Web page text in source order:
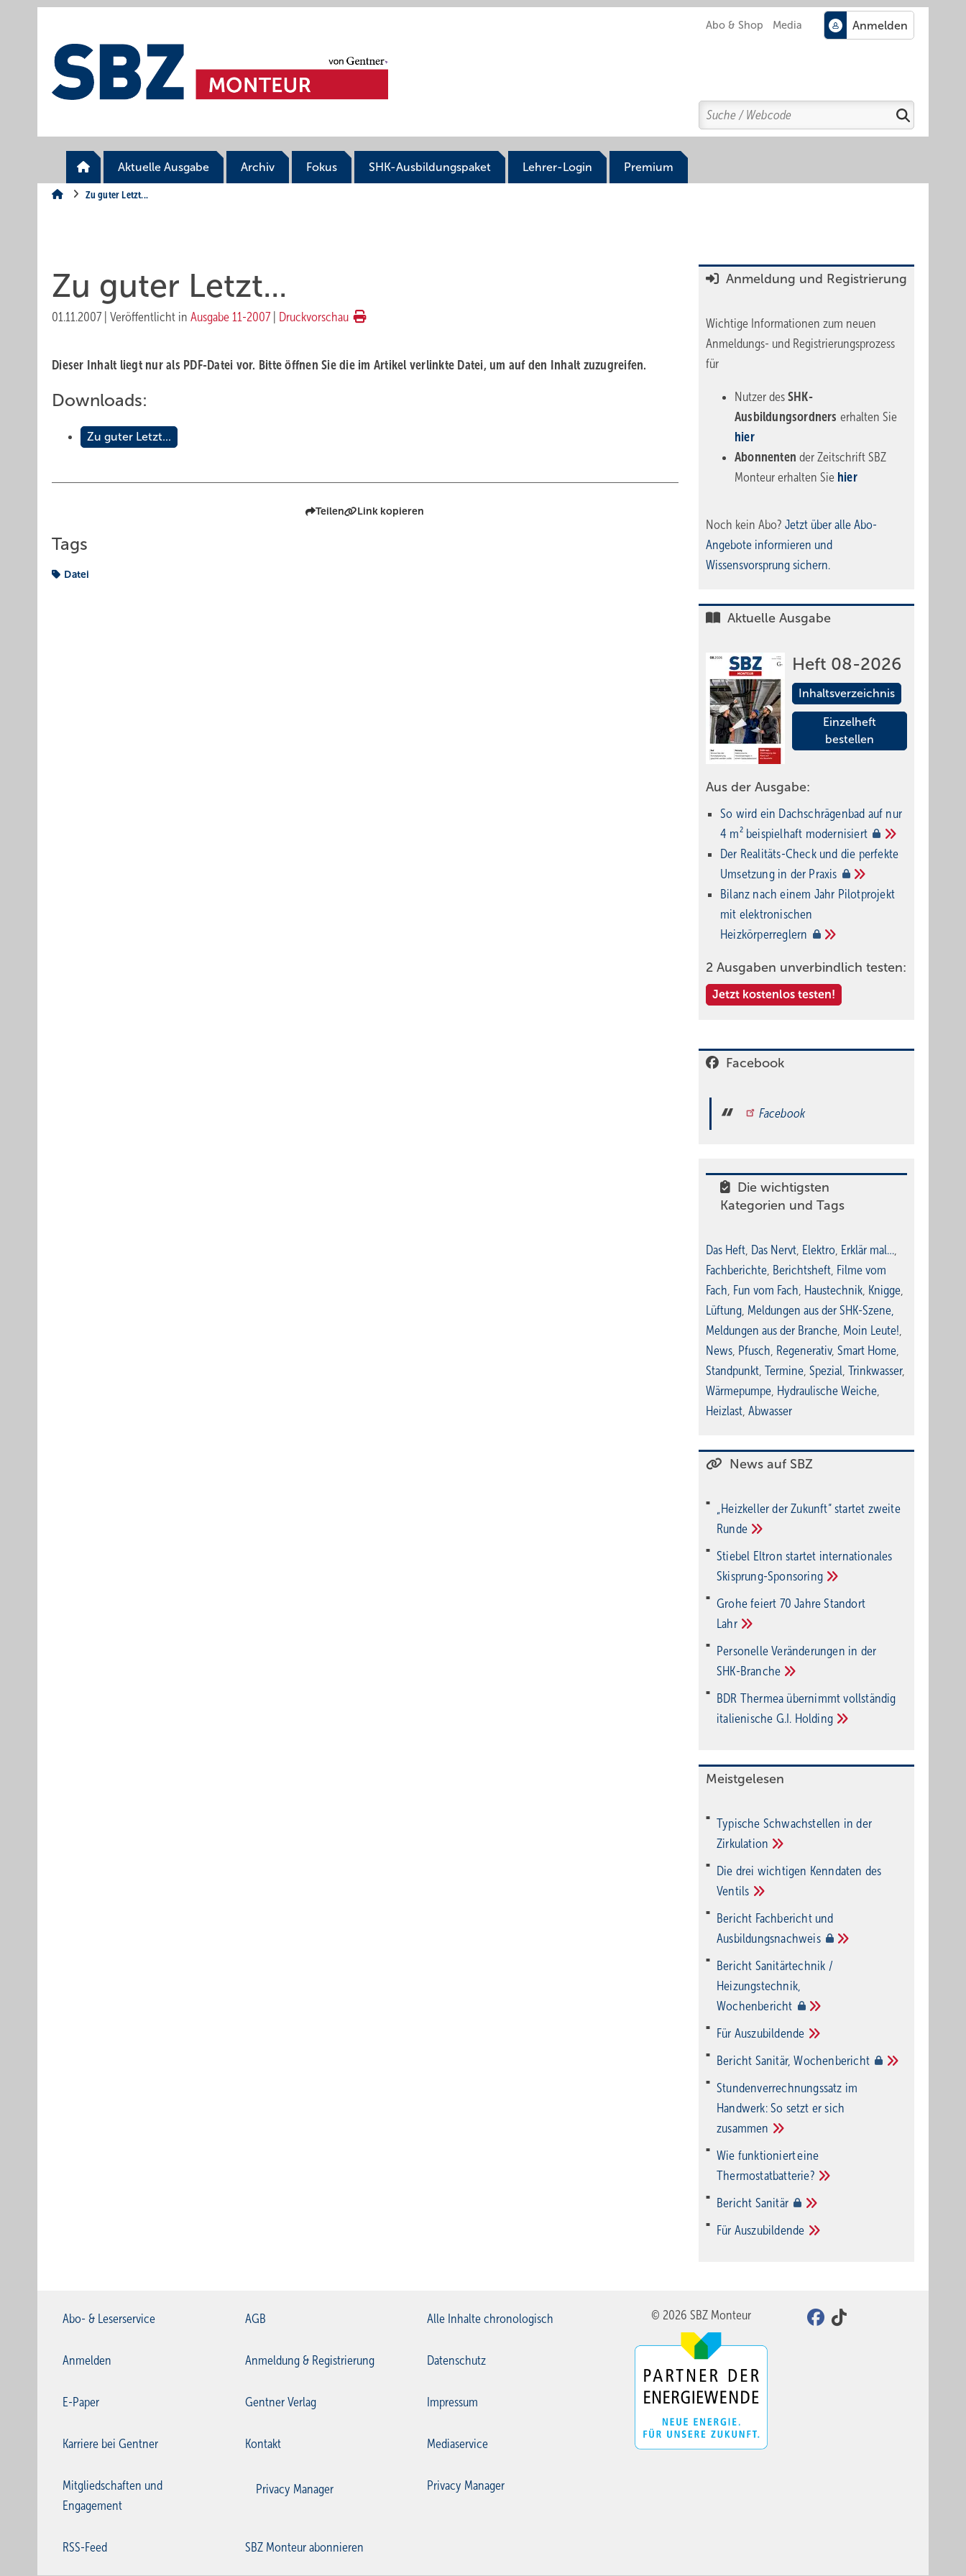
Abo & Shop Media
Search
Suchen
Aktuelle Ausgabe Archiv Fokus SHK-Ausbildungspaket Lehrer-Login Premium
Zu guter Letzt...
Zu guter Letzt...
01.11.2007 Veröffentlicht in Ausgabe 11-2007 Druckvorschau
Dieser Inhalt liegt nur als PDF-Datei vor. Bitte öffnen Sie die im Artikel verlinkte Datei, um auf den Inhalt zuzugreifen.
Downloads:
Zu guter Letzt...
Teilen Link kopieren
Tags
Datei
Anmeldung und Registrierung
Wichtige Informationen zum neuen
Anmeldungs- und Registrierungsprozess
für
Nutzer des SHK-
Ausbildungsordners erhalten Sie
hier
Abonnentender Zeitschrift SBZ
Monteur erhalten Sie hier
Noch kein Abo? Jetzt über alle Abo-
Angebote informieren und
Wissensvorsprung sichern.
Aktuelle Ausgabe
Heft 08-2026
Inhaltsverzeichnis
Einzelheft
bestellen
Aus der Ausgabe:
So wird ein Dach­schrägenbad auf nur
4 m² beispielhaft modernisiert
Der Realitäts-Check und die perfekte
Umsetzung in der Praxis
Bilanz nach einem Jahr Pilotprojekt
mit elektronischen
Heizkörperreglern
2 Ausgaben unverbindlich testen:
Jetzt kostenlos testen!
Facebook
Facebook
Die wichtigsten
Kategorien und Tags
Das Heft, Das Nervt, Elektro, Erklär mal…,
Fachberichte, Berichtsheft, Filme vom
Fach, Fun vom Fach, Haustechnik, Knigge,
Lüftung, Meldungen aus der SHK-Szene,
Meldungen aus der Branche, Moin Leute!,
News, Pfusch, Regenerativ, Smart Home,
Standpunkt, Termine, Spezial, Trinkwasser,
Wärmepumpe, Hydraulische Weiche,
Heizlast, Abwasser
News auf SBZ
„Heizkeller der Zu­kunft“ star­tet zwei­te
Run­de
Stiebel Eltron startet internatio­nales
Ski­sprung-Spon­soring
Grohe feiert 70 Jahre Standort
Lahr
Personelle Veränderungen in der
SHK-Branche
BDR Thermea übernimmt vollständig
italienische G.I. Holding
Meistgelesen
Typische Schwachstellen in der
Zirkulation
Die drei wichtigen Kenndaten des
Ventils
Bericht Fachbericht und
Ausbildungsnachweis
Bericht Sanitärtechnik /
Heizungstechnik,
Wochenbericht
Für Auszubildende
Bericht Sanitär,Wochenbericht
Stundenverrechnungssatz im
Handwerk: So setzt er sich
zusammen
Wie funktioniert eine
Thermostatbatterie?
Bericht Sanitär
Für Auszubildende
Abo- & Leserservice AGB Alle Inhalte chronologisch
Anmelden Anmeldung & Registrierung Datenschutz
E-Paper Gentner Verlag Impressum
Karriere bei Gentner Kontakt Mediaservice
Mitgliedschaften und
Engagement
Privacy Manager Privacy Manager
RSS-Feed SBZ Monteur abonnieren
© 2026 SBZ Monteur